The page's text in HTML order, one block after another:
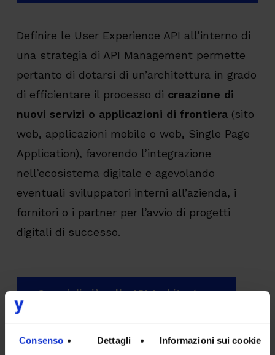
Consenso Dettagli Informazioni sui cookie
Definire le User Experience API all’interno di
una strategia di API Management permette
pertanto di dotarsi di un’architettura in grado
di efficientare il processo di creazione di
nuovi servizi o applicazioni di frontiera(sito
web, applicazioni mobile o web, Single Page
Application), favorendo l’integrazione
nell’ecosistema digitale e agevolando
eventuali sviluppatori interni all’azienda, i
fornitori o i partner per l’avvio di progetti
digitali di successo.
Scopri di più sulle API Architecture